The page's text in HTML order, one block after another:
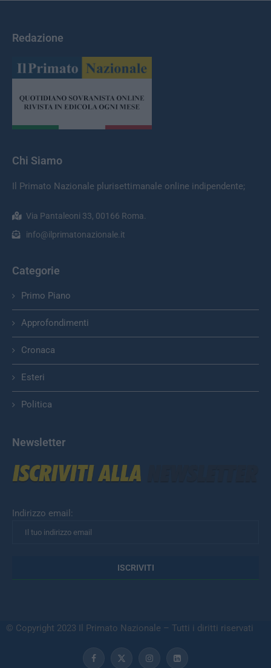
Redazione
Chi Siamo
Il Primato Nazionale plurisettimanale online indipendente;
Via Pantaleoni 33, 00166 Roma.
info@ilprimatonazionale.it
Categorie
Primo Piano
Approfondimenti
Cronaca
Esteri
Politica
Newsletter
Indirizzo email:
© Copyright 2023 Il Primato Nazionale – Tutti i diritti riservati